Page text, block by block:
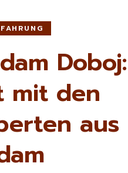
Doboj:
mit den
aus